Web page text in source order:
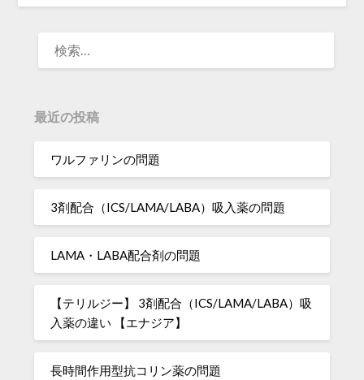
最近の投稿
ワルファリンの問題
3剤配合（ICS/LAMA/LABA）吸入薬の問題
LAMA・LABA配合剤の問題
【テリルジー】 3剤配合（ICS/LAMA/LABA）吸
入薬の違い 【エナジア】
長時間作用型抗コリン薬の問題